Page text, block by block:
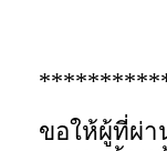
ขอให้ผู้ที่ผ่า